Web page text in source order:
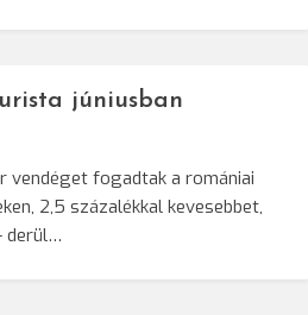
júniusban
vendéget fogadtak a romániai
2,5 százalékkal kevesebbet,
derül…